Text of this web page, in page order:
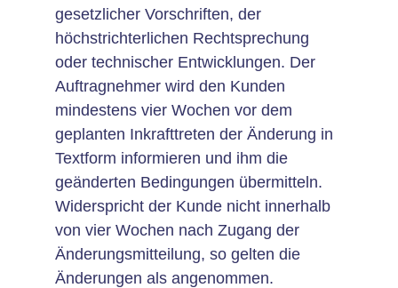
gesetzlicher Vorschriften, der
höchstrichterlichen Rechtsprechung
oder technischer Entwicklungen. Der
Auftragnehmer wird den Kunden
mindestens vier Wochen vor dem
geplanten Inkrafttreten der Änderung in
Textform informieren und ihm die
geänderten Bedingungen übermitteln.
Widerspricht der Kunde nicht innerhalb
von vier Wochen nach Zugang der
Änderungsmitteilung, so gelten die
Änderungen als angenommen.